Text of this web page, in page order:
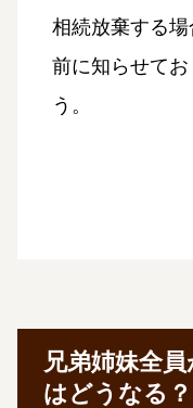
相続放棄する
前に知らせて
う。
兄弟姉妹全
はどうなる？